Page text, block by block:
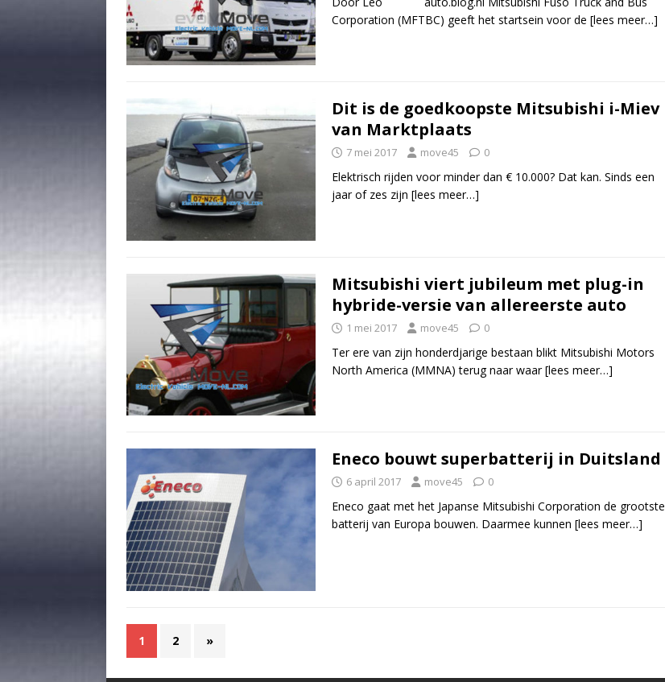
Corporation (MFTBC) geeft het startsein voor de [lees meer…]
Dit is de goedkoopste Mitsubishi i-Miev
van Marktplaats
7 mei 2017 move45 0
Elektrisch rijden voor minder dan € 10.000? Dat kan. Sinds een
jaar of zes zijn [lees meer…]
Mitsubishi viert jubileum met plug-in
hybride-versie van allereerste auto
1 mei 2017 move45 0
Ter ere van zijn honderdjarige bestaan blikt Mitsubishi Motors
North America (MMNA) terug naar waar[lees meer…]
Eneco bouwt superbatterij in Duitsland
6 april 2017 move45 0
Eneco gaat met het Japanse Mitsubishi Corporation de grootste
batterij van Europa bouwen. Daarmee kunnen [lees meer…]
1 2 »